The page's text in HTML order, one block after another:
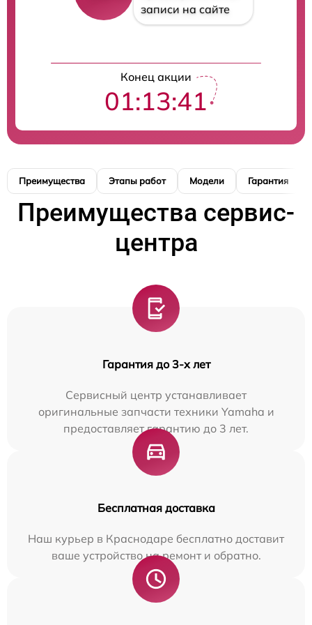
записи на сайте
Конец акции
01:13:40
Преимущества Этапы работ Модели Гарантия
Преимущества сервис-
центра
Гарантия до 3-х лет
Сервисный центр устанавливает
оригинальные запчасти техники Yamaha и
предоставляет гарантию до 3 лет.
Бесплатная доставка
Наш курьер в Краснодаре бесплатно доставит
ваше устройство на ремонт и обратно.